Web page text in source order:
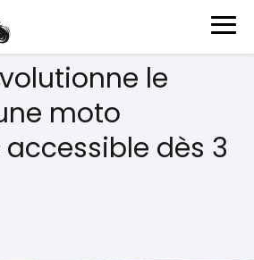
le
moto
dès 3